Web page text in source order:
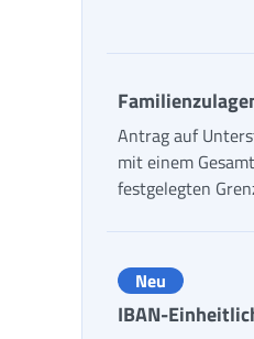
Antrag auf
mit einem
festgelegten
Neu
IBAN-